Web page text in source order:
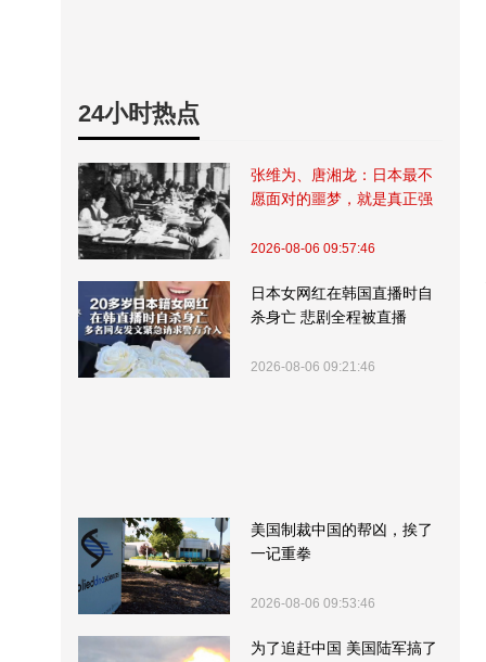
24小时热点
张维为、唐湘龙：日本最不
愿面对的噩梦，就是真正强
2026-08-06 09:57:46
日本女网红在韩国直播时自
杀身亡 悲剧全程被直播
2026-08-06 09:21:46
美国制裁中国的帮凶，挨了
一记重拳
2026-08-06 09:53:46
为了追赶中国 美国陆军搞了